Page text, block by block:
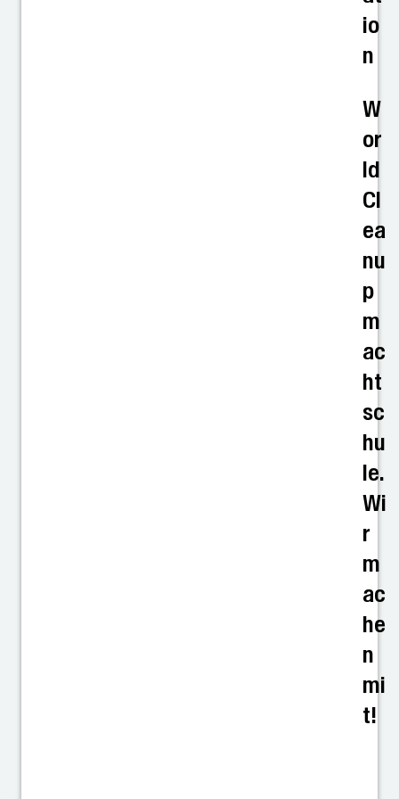
io
n
W
or
ld
Cl
ea
nu
p
m
ac
ht
sc
hu
le.
Wi
r
m
ac
he
n
mi
t!